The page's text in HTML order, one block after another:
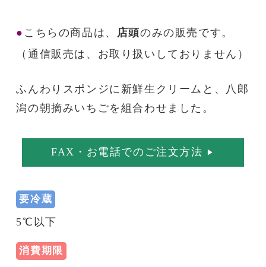
● こちらの商品は、 店頭のみの販売です。
（通信販売は、お取り扱いしておりません）
ふんわりスポンジに新鮮生クリームと、八郎
潟の朝摘みいちごを組合わせました。
FAX・お電話でのご注文方法 ▶︎
要冷蔵
5℃以下
消費期限